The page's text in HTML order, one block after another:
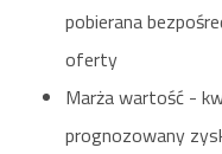
pobierana
oferty
Marża wartość -
prognozowany